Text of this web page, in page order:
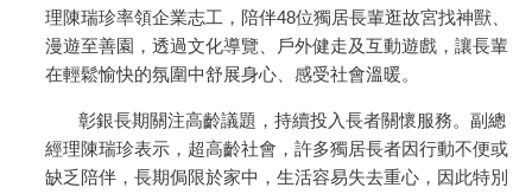
理陳瑞珍率領企業志工，陪伴48位獨居長輩逛故宮找神獸、
漫遊至善園，透過文化導覽、戶外健走及互動遊戲，讓長輩
在輕鬆愉快的氛圍中舒展身心、感受社會溫暖。
彰銀長期關注高齡議題，持續投入長者關懷服務。副總
經理陳瑞珍表示，超高齡社會，許多獨居長者因行動不便或
缺乏陪伴，長期侷限於家中，生活容易失去重心，因此特別